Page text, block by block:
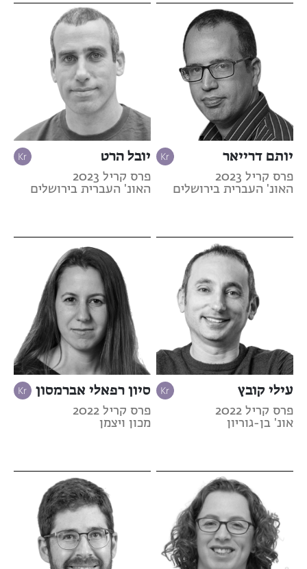
יותם דרייאר
פרס קריל 2023
האונ' העברית בירושלים
יובל הרט
פרס קריל 2023
האונ' העברית בירושלים
עילי קובץ
פרס קריל 2022
אונ' בן-גוריון
סיון רפאלי אברמסון
פרס קריל 2022
מכון ויצמן